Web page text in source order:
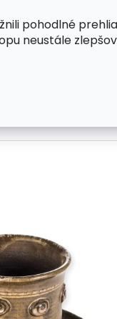
pohodlné
neustále
OCHRANA